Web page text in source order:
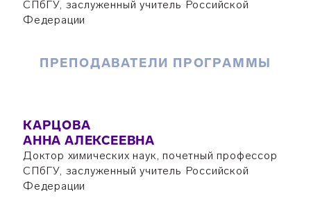
СПбГУ, заслуженный учитель Российской
Федерации
ПРЕПОДАВАТЕЛИ ПРОГРАММЫ
КАРЦОВА
АННА АЛЕКСЕЕВНА
Доктор химических наук, почетный профессор
СПбГУ, заслуженный учитель Российской
Федерации